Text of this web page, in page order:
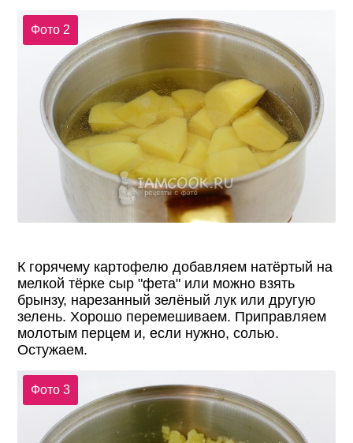
Фото 2
К горячему картофелю добавляем натёртый на
мелкой тёрке сыр "фета" или можно взять
брынзу, нарезанный зелёный лук или другую
зелень. Хорошо перемешиваем. Приправляем
молотым перцем и, если нужно, солью.
Остужаем.
Фото 3